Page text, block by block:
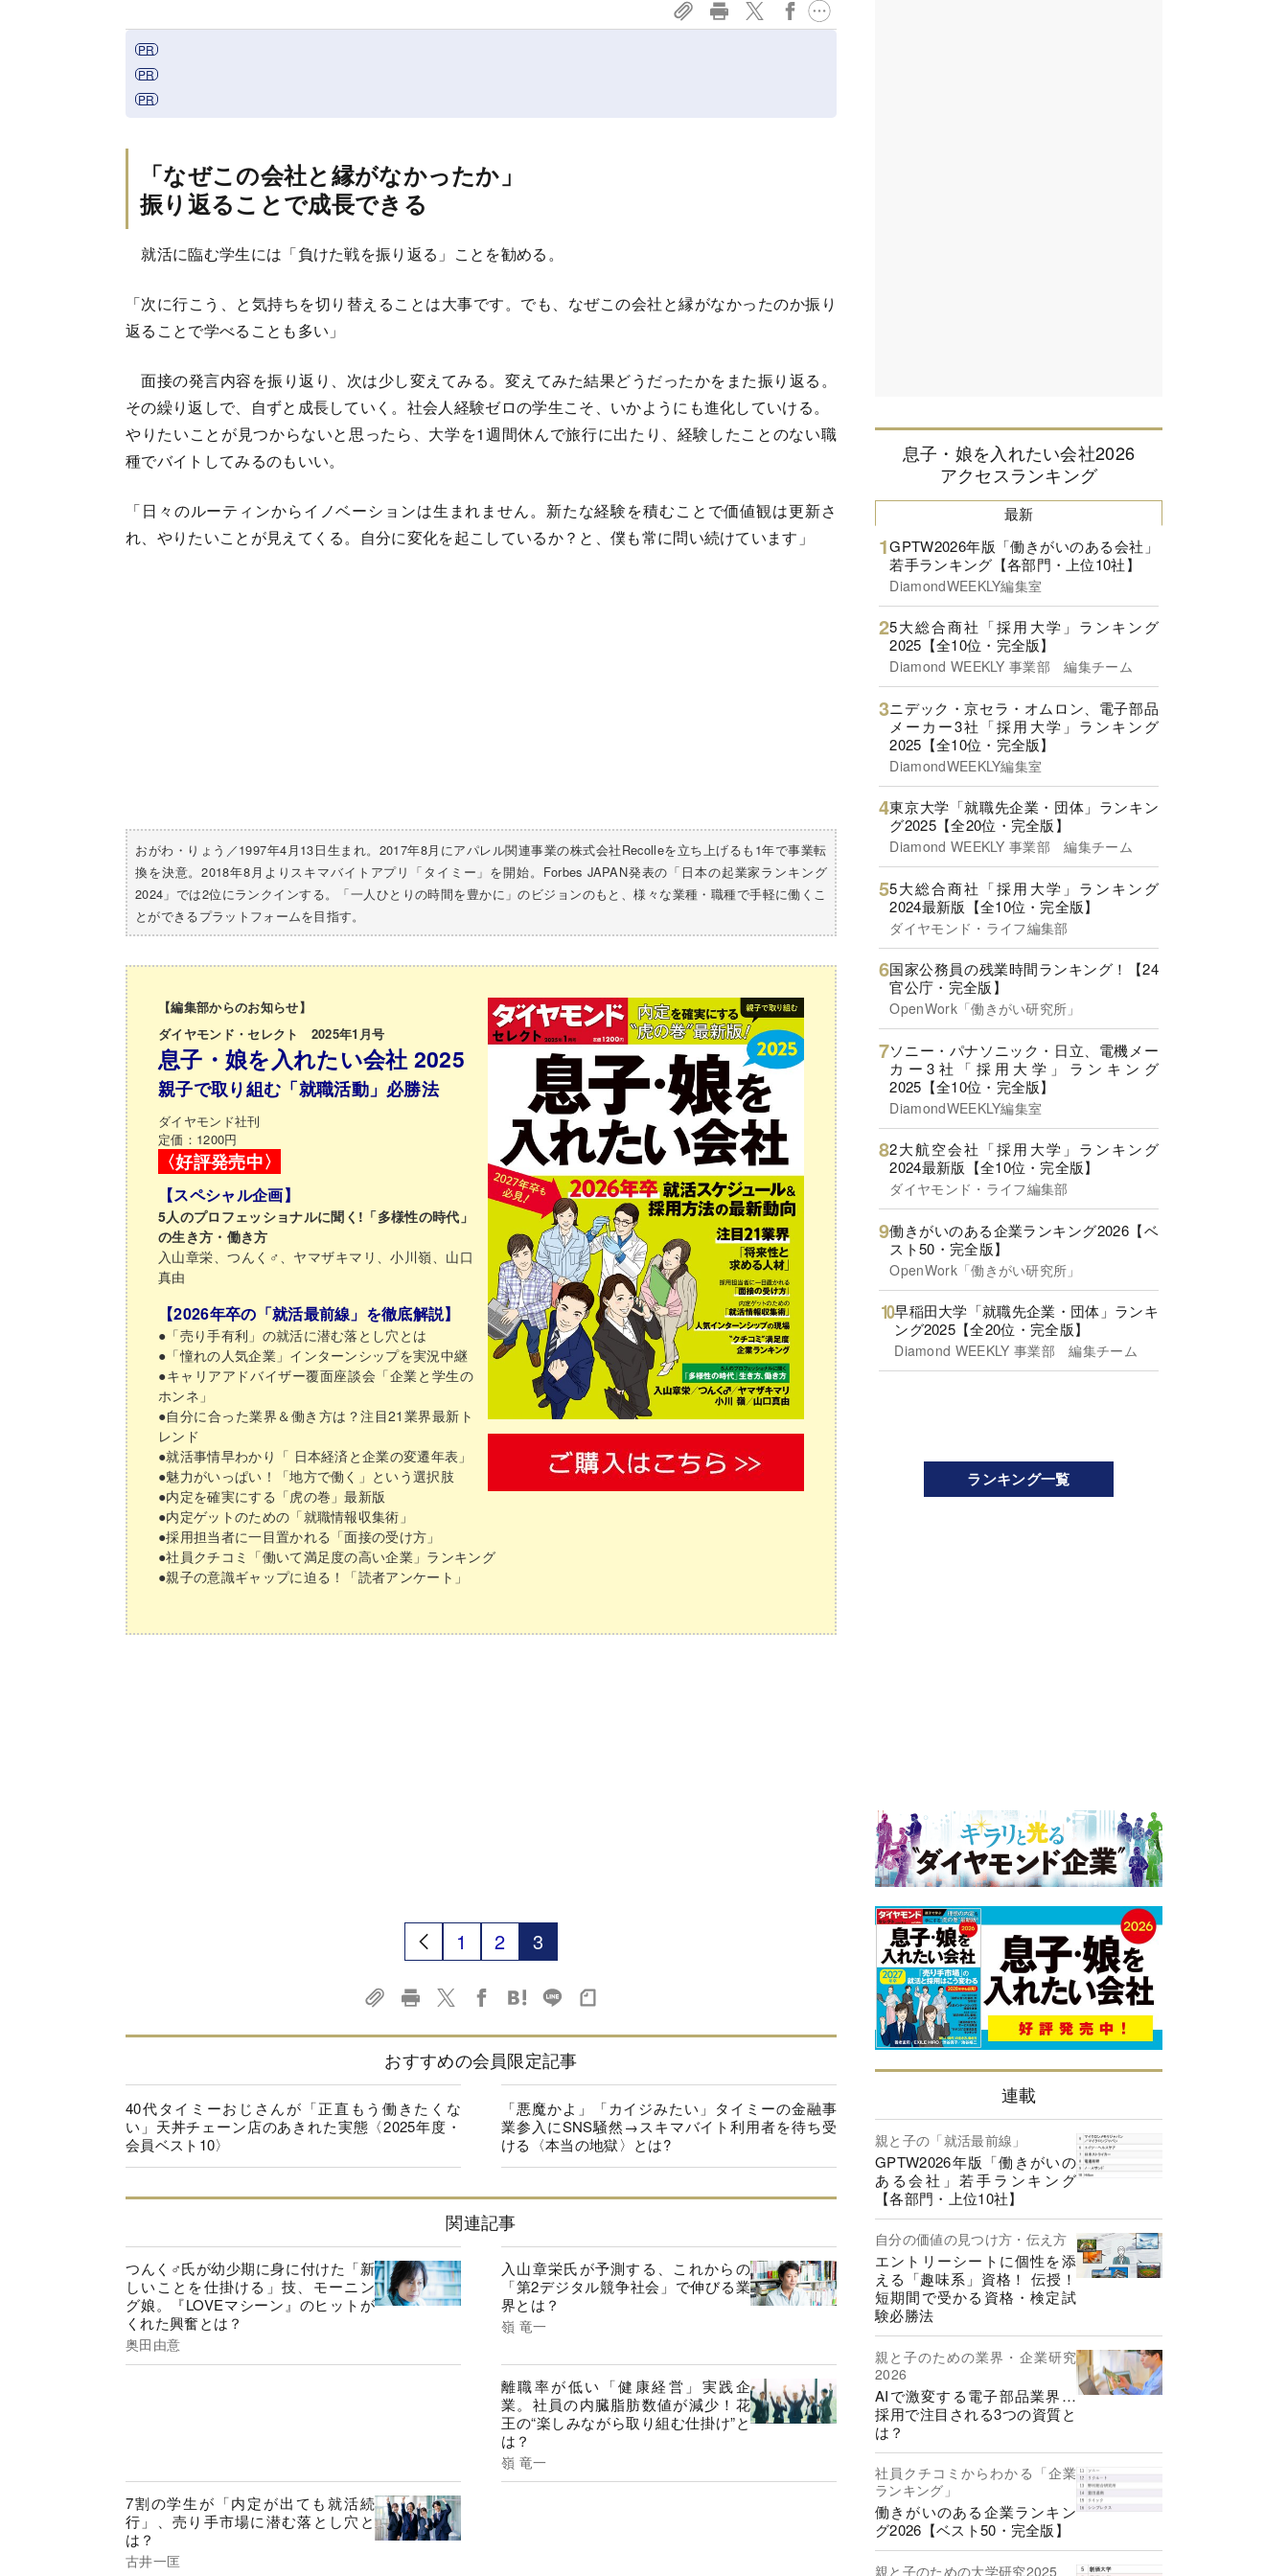
「なぜこの会社と縁がなかったか」
振り返ることで成長できる
就活に臨む学生には「負けた戦を振り返る」ことを勧める。
「次に行こう、と気持ちを切り替えることは大事です。でも、なぜこの会社と縁がなかったのか振り
返ることで学べることも多い」
面接の発言内容を振り返り、次は少し変えてみる。変えてみた結果どうだったかをまた振り返る。
その繰り返しで、自ずと成長していく。社会人経験ゼロの学生こそ、いかようにも進化していける。
やりたいことが見つからないと思ったら、大学を1週間休んで旅行に出たり、経験したことのない職
種でバイトしてみるのもいい。
「日々のルーティンからイノベーションは生まれません。新たな経験を積むことで価値観は更新さ
れ、やりたいことが見えてくる。自分に変化を起こしているか？と、僕も常に問い続けています」
おがわ・りょう／1997年4月13日生まれ。 2017年8月にアパレル関連事業の株式会社Recolleを立ち上げるも1年で事業転
換を決意。2018年8月よりスキマバイトアプリ「タイミー」を開始。 Forbes JAPAN発表の「日本の起業家ランキング
2024」 では2位にランクインする。「一人ひとりの時間を豊かに」のビジョンのもと、様々な業種・ 職種で手軽に働くこ
とができるプラットフォームを目指す。
【編集部からのお知らせ】
ダイヤモンド・セレクト 2025年1月号
息子・娘を入れたい会社 2025
親子で取り組む「就職活動」必勝法
ダイヤモンド社刊
定価：1200円
〈好評発売中〉
【スペシャル企画】
5人のプロフェッショナルに聞く!「多様性の時代」
の生き方・働き方
入山章栄、つんく♂、ヤマザキマリ、小川嶺、山口
真由
【2026年卒の「就活最前線」を徹底解説】
●「売り手有利」の就活に潜む落とし穴とは
●「憧れの人気企業」インターンシップを実況中継
●キャリアアドバイザー覆面座談会「企業と学生の
ホンネ」
●自分に合った業界＆働き方は？注目21業界最新ト
レンド
●就活事情早わかり「 日本経済と企業の変遷年表」
●魅力がいっぱい！「地方で働く」という選択肢
●内定を確実にする「虎の巻」最新版
●内定ゲットのための「就職情報収集術」
●採用担当者に一目置かれる「面接の受け方」
●社員クチコミ「働いて満足度の高い企業」ランキング
●親子の意識ギャップに迫る！「読者アンケート」
1 2 3
おすすめの会員限定記事
40代タイミーおじさんが「正直もう働きたくな
い」天丼チェーン店のあきれた実態〈2025年度・
会員ベスト10〉
「悪魔かよ」「カイジみたい」タイミーの金融事
業参入にSNS騒然→スキマバイト利用者を待ち受
ける〈本当の地獄〉とは?
関連記事
つんく♂氏が幼少期に身に付けた「新
しいことを仕掛ける」技、モーニン
グ娘。『LOVEマシーン』のヒットが
くれた興奮とは？
奥田由意
入山章栄氏が予測する、これからの
「第2デジタル競争社会」で伸びる業
界とは？
嶺 竜一
離職率が低い「健康経営」実践企
業。社員の内臓脂肪数値が減少！花
王の“楽しみながら取り組む仕掛け”と
は？
嶺 竜一
7割の学生が「内定が出ても就活続
行」、売り手市場に潜む落とし穴と
は？
古井一匡
息子・娘を入れたい会社2026
アクセスランキング
最新
GPTW2026年版「働きがいのある会社」
若手ランキング【各部門・上位10社】
DiamondWEEKLY編集室
5大総合商社「採用大学」ランキング
2025【全10位・完全版】
Diamond WEEKLY 事業部 編集チーム
ニデック・京セラ・オムロン、電子部品
メーカー3社「採用大学」ランキング
2025【全10位・完全版】
DiamondWEEKLY編集室
東京大学「就職先企業・団体」ランキン
グ2025【全20位・完全版】
Diamond WEEKLY 事業部 編集チーム
5大総合商社「採用大学」ランキング
2024最新版【全10位・完全版】
ダイヤモンド・ライフ編集部
国家公務員の残業時間ランキング！【24
官公庁・完全版】
OpenWork「働きがい研究所」
ソニー・パナソニック・日立、電機メー
カー3社「採用大学」ランキング
2025【全10位・完全版】
DiamondWEEKLY編集室
2大航空会社「採用大学」ランキング
2024最新版【全10位・完全版】
ダイヤモンド・ライフ編集部
働きがいのある企業ランキング2026【ベ
スト50・完全版】
OpenWork「働きがい研究所」
早稲田大学「就職先企業・団体」ランキ
ング2025【全20位・完全版】
Diamond WEEKLY 事業部 編集チーム
ランキング一覧
連載
親と子の「就活最前線」
GPTW2026年版「働きがいの
ある会社」若手ランキング
【各部門・上位10社】
自分の価値の見つけ方・伝え方
エントリーシートに個性を添
える「趣味系」資格！ 伝授！
短期間で受かる資格・検定試
験必勝法
親と子のための業界・企業研究
2026
AIで激変する電子部品業界…
採用で注目される3つの資質と
は？
社員クチコミからわかる「企業
ランキング」
働きがいのある企業ランキン
グ2026【ベスト50・完全版】
親と子のための大学研究2025